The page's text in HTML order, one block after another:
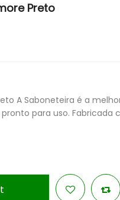
Preto
A Saboneteira é a
para uso. Fabricada